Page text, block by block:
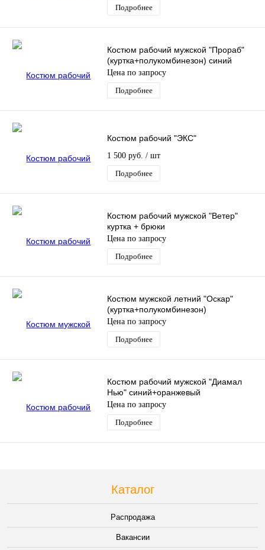
Подробнее
Костюм рабочий мужской "Прораб"
(куртка+полукомбинезон) синий
Цена по запросу
Подробнее
Костюм рабочий "ЭКС"
1 500 руб. / шт
Подробнее
Костюм рабочий мужской "Ветер"
куртка + брюки
Цена по запросу
Подробнее
Костюм мужской летний "Оскар"
(куртка+полукомбинезон)
Цена по запросу
Подробнее
Костюм рабочий мужской "Диамал
Нью" синий+оранжевый
Цена по запросу
Подробнее
Каталог
Распродажа
Вакансии